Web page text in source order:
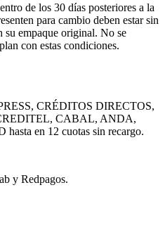
de los 30 días posteriores a la
para cambio deben estar sin
su empaque original. No se
con estas condiciones.
CRÉDITOS DIRECTOS,
CABAL, ANDA,
en 12 cuotas sin recargo.
y Redpagos.